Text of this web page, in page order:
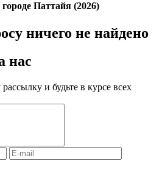
Паттайя (2026)
ничего не найдено
нас
и будьте в курсе всех